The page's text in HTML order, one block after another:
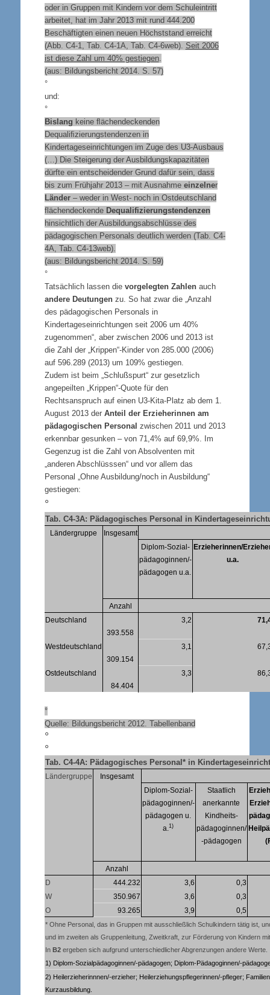
oder in Gruppen mit Kindern vor dem Schuleintritt
arbeitet, hat im Jahr 2013 mit rund 444.200
Beschäftigten einen neuen Höchststand erreicht
(Abb. C4-1, Tab. C4-1A, Tab. C4-6web). Seit 2006
ist diese Zahl um 40% gestiegen.
(aus: Bildungsbericht 2014. S. 57)
°
und:
°
Bislang keine ﬂächendeckenden
Dequaliﬁzierungstendenzen in
Kindertageseinrichtungen im Zuge des U3-Ausbaus
(…) Die Steigerung der Ausbildungskapazitäten
dürfte ein entscheidender Grund dafür sein, dass
bis zum Frühjahr 2013 – mit Ausnahme einzelner
Länder– weder in West- noch in Ostdeutschland
flächendeckende Dequalifizierungstendenzen
hinsichtlich der Ausbildungsabschlüsse des
pädagogischen Personals deutlich werden (Tab. C4-
4A, Tab. C4-13web).
(aus: Bildungsbericht 2014. S. 59)
°
Tatsächlich lassen die vorgelegten Zahlenauch
andere Deutungen zu. So hat zwar die „Anzahl
des pädagogischen Personals in
Kindertageseinrichtungen seit 2006 um 40%
zugenommen“, aber zwischen 2006 und 2013 ist
die Zahl der „Krippen“-Kinder von 285.000 (2006)
auf 596.289 (2013) um 109% gestiegen.
Zudem ist beim „Schlußspurt“ zur gesetzlich
angepeilten „Krippen“-Quote für den
Rechtsanspruch auf einen U3-Kita-Platz ab dem 1.
August 2013 der Anteil der Erzieherinnen am
pädagogischen Personal zwischen 2011 und 2013
erkennbar gesunken – von 71,4% auf 69,9%. Im
Gegenzug ist die Zahl von Absolventen mit
„anderen Abschlüsssen“ und vor allem das
Personal „Ohne Ausbildung/noch in Ausbildung“
gestiegen:
°
Tab. C4-3A: Pädagogisches Personal in
Ländergruppe
Insgesamt
Diplom-Sozial-
pädagoginnen/-
pädagogen u.a.
Erzieherinnen/
u.a.
Anzahl
Deutschland
393.558
3,2
Westdeutschland
309.154
3,1
Ostdeutschland
84.404
3,3
°
Quelle: Bildungsbericht 2012. Tabellenband
°
°
Tab. C4-4A: Pädagogisches Personal* in
Ländergruppe
Insgesamt
Diplom-Sozial-
pädagoginnen/-
pädagogen u.
a.1)
Staatlich
anerkannte
Kindheits-
pädagoginnen/
-pädagogen
Anzahl
D
444.232 3,6
0,3
W
350.967 3,6
0,3
O
93.265 3,9 0,5
* Ohne Personal, das in Gruppen mit ausschließlich Schulkindern tätig ist,
und im zweiten als Gruppenleitung, Zweitkraft, zur Förderung von Kindern
In B2ergeben sich aufgrund unterschiedlicher Abgrenzungen andere Werte.
1) Diplom-Sozialpädagoginnen/-pädagogen; Diplom-Pädagoginnen/-
2) Heilerzieherinnnen/-erzieher; Heilerziehungspflegerinnen/-pfleger;
Kurzausbildung.